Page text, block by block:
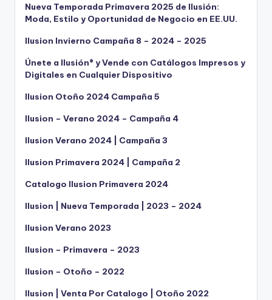
Nueva Temporada Primavera 2025 de Ilusión:
Moda, Estilo y Oportunidad de Negocio en EE.UU.
Ilusion Invierno Campaña 8 – 2024 – 2025
Únete a Ilusión® y Vende con Catálogos Impresos y
Digitales en Cualquier Dispositivo
Ilusion Otoño 2024 Campaña 5
Ilusion – Verano 2024 – Campaña 4
Ilusion Verano 2024 | Campaña 3
Ilusion Primavera 2024 | Campaña 2
Catalogo Ilusion Primavera 2024
Ilusion | Nueva Temporada | 2023 – 2024
Ilusion Verano 2023
Ilusion – Primavera – 2023
Ilusion – Otoño – 2022
Ilusion | Venta Por Catalogo | Otoño 2022